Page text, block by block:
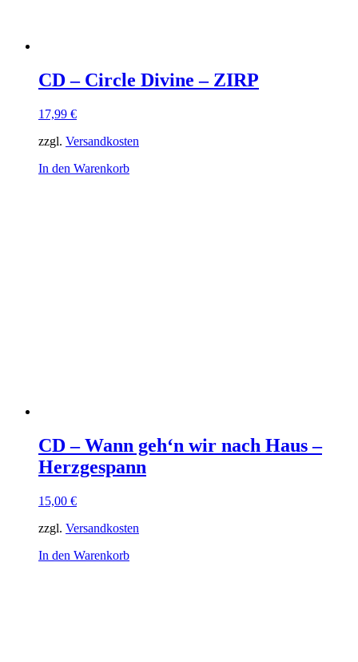
CD – Circle Divine – ZIRP
17,99 €
zzgl. Versandkosten
In den Warenkorb
CD – Wann geh‘n wir nach Haus –
Herzgespann
15,00 €
zzgl. Versandkosten
In den Warenkorb